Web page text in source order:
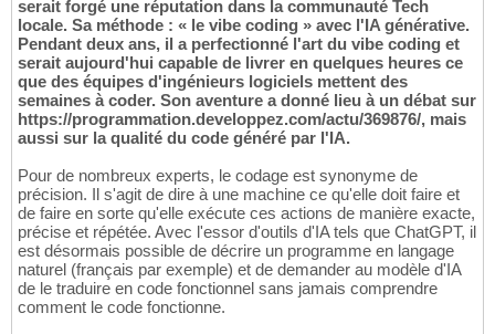
serait forgé une réputation dans la communauté Tech
locale. Sa méthode : « le vibe coding » avec l'IA générative.
Pendant deux ans, il a perfectionné l'art du vibe coding et
serait aujourd'hui capable de livrer en quelques heures ce
que des équipes d'ingénieurs logiciels mettent des
semaines à coder. Son aventure a donné lieu à un débat sur
https://programmation.developpez.com/actu/369876/, mais
aussi sur la qualité du code généré par l'IA.
Pour de nombreux experts, le codage est synonyme de
précision. Il s'agit de dire à une machine ce qu'elle doit faire et
de faire en sorte qu'elle exécute ces actions de manière exacte,
précise et répétée. Avec l'essor d'outils d'IA tels que ChatGPT, il
est désormais possible de décrire un programme en langage
naturel (français par exemple) et de demander au modèle d'IA
de le traduire en code fonctionnel sans jamais comprendre
comment le code fonctionne.